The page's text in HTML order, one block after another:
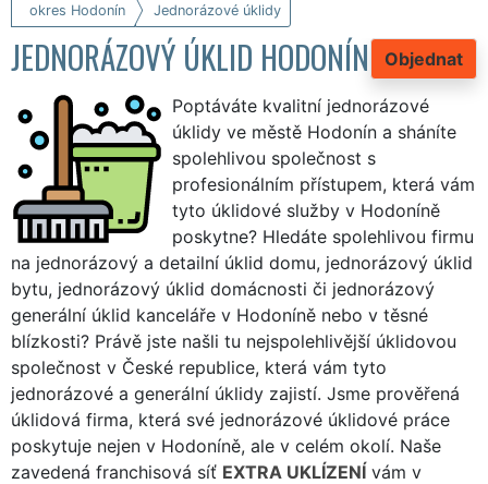
okres Hodonín Jednorázové úklidy
Objednat
JEDNORÁZOVÝ ÚKLID HODONÍN
Poptáváte kvalitní jednorázové
úklidy ve městě Hodonín a sháníte
spolehlivou společnost s
profesionálním přístupem, která vám
tyto úklidové služby v Hodoníně
poskytne? Hledáte spolehlivou firmu
na jednorázový a detailní úklid domu, jednorázový úklid
bytu, jednorázový úklid domácnosti či jednorázový
generální úklid kanceláře v Hodoníně nebo v těsné
blízkosti? Právě jste našli tu nejspolehlivější úklidovou
společnost v České republice, která vám tyto
jednorázové a generální úklidy zajistí. Jsme prověřená
úklidová firma, která své jednorázové úklidové práce
poskytuje nejen v Hodoníně, ale v celém okolí. Naše
zavedená franchisová síť EXTRA UKLÍZENÍ vám v